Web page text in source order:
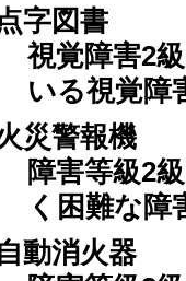
字図書
視覚障害2
いる視覚障
災警報機
障害等級2
く困難な障
動消火器